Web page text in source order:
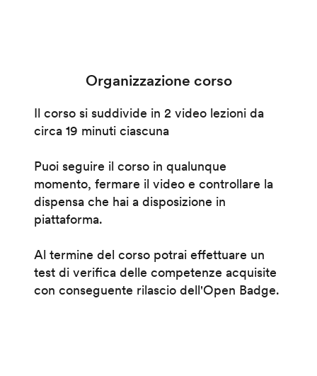
Organizzazione corso
Il corso si suddivide in 2 video lezioni da
circa 19 minuti ciascuna
Puoi seguire il corso in qualunque
momento, fermare il video e controllare la
dispensa che hai a disposizione in
piattaforma.
Al termine del corso potrai effettuare un
test di verifica delle competenze acquisite
con conseguente rilascio dell'Open Badge.